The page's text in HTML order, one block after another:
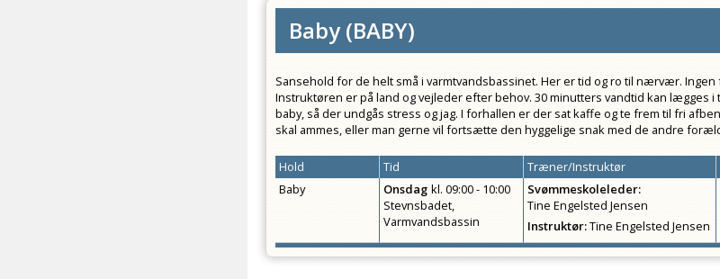
Baby (BABY)
Sansehold for de helt små i varmtvandsbassinet. Her er tid og ro til nærvær.
Instruktøren er på land og vejleder efter behov. 30 minutters vandtid kan lægges i
baby, så der undgås stress og jag. I forhallen er der sat kaffe og te frem til fri
skal ammes, eller man gerne vil fortsætte den hyggelige snak med de andre
Hold Tid Træner/Instruktør
Baby
Onsdag kl.09:00 - 10:00
Stevnsbadet,
Varmvandsbassin
Svømmeskoleleder:
Tine Engelsted Jensen
Instruktør:Tine Engelsted Jensen